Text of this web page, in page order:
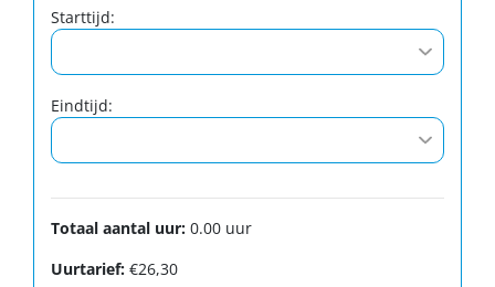
Starttijd:
Eindtijd:
Totaal aantal uur: 0.00 uur
Uurtarief: €26,30